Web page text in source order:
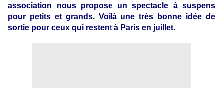
association nous propose un spectacle à suspens
pour petits et grands. Voilà une très bonne idée de
sortie pour ceux qui restent à Paris en juillet.